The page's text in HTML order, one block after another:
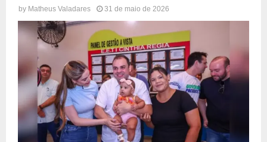
by Matheus Valadares 31 de maio de 2026